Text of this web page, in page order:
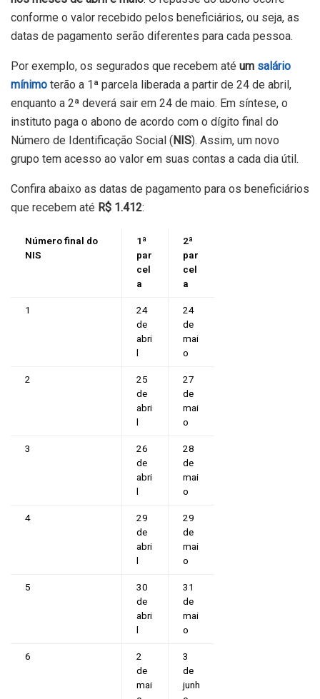
conforme o valor recebido pelos beneficiários, ou seja, as
datas de pagamento serão diferentes para cada pessoa.
Por exemplo, os segurados que recebem até um salário
mínimo terão a 1ª parcela liberada a partir de 24 de abril,
enquanto a 2ª deverá sair em 24 de maio. Em síntese, o
instituto paga o abono de acordo com o dígito final do
Número de Identificação Social ( NIS). Assim, um novo
grupo tem acesso ao valor em suas contas a cada dia útil.
Confira abaixo as datas de pagamento para os beneficiários
que recebem até R$ 1.412:
Número final do
NIS
1ª
par
cel
a
2ª
par
cel
a
1
24
de
abri
l
24
de
mai
o
2
25
de
abri
l
27
de
mai
o
3
26
de
abri
l
28
de
mai
o
4
29
de
abri
l
29
de
mai
o
5
30
de
abri
l
31
de
mai
o
6
2
de
mai
3
de
junh